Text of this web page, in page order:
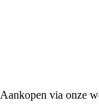
via onze